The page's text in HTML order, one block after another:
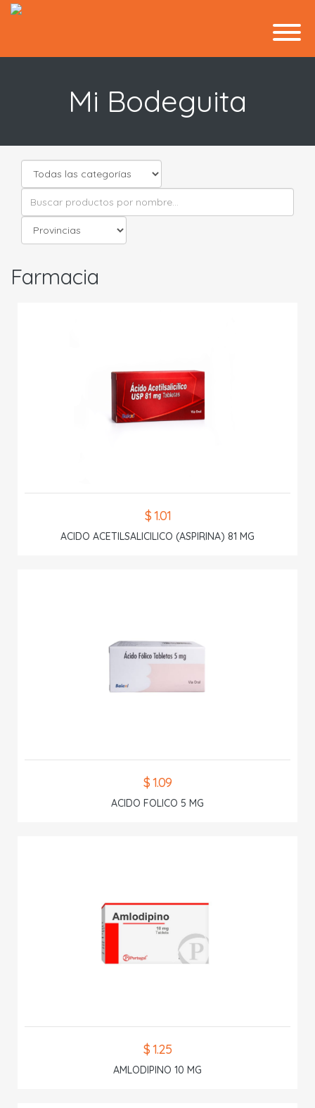
Mi Bodeguita
Farmacia
$ 1.01
ACIDO ACETILSALICILICO (ASPIRINA) 81 MG
$ 1.09
ACIDO FOLICO 5 MG
$ 1.25
AMLODIPINO 10 MG